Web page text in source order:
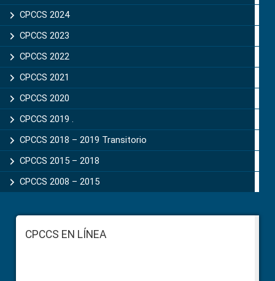
CPCCS 2024
CPCCS 2023
CPCCS 2022
CPCCS 2021
CPCCS 2020
CPCCS 2019 .
CPCCS 2018 – 2019 Transitorio
CPCCS 2015 – 2018
CPCCS 2008 – 2015
FooterCPCCS EN LÍNEA